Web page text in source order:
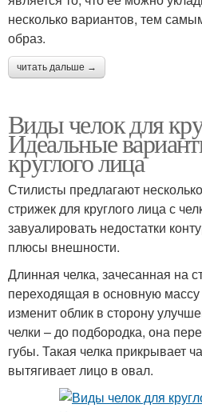
несколько вариантов, тем
образ.
читать дальше →
Виды челок для
Идеальные
круглого лица
Стилисты предлагают
стрижек для круглого лица с
завуалировать недостатки
плюсы внешности.
Длинная челка, зачесанная на
переходящая в основную
изменит облик в сторону
челки – до подбородка, она
губы. Такая челка прикрывает
вытягивает лицо в овал.